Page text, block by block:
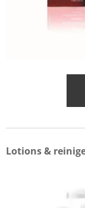
Lotions &